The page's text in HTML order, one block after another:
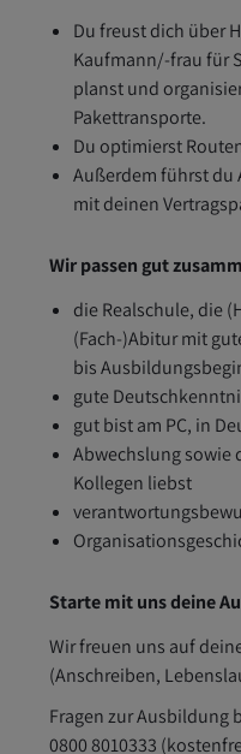
Du freust dich über
Kaufmann/-frau für
planst und
Pakettransporte.
Du optimierst
Außerdem führst du
mit deinen
Wir passen gut
die Realschule, die
(Fach-)Abitur mit
bis
gute
gut bist am PC, in
Abwechslung sowie
Kollegen liebst
Starte mit uns deine
Wir freuen uns auf
(Anschreiben,
Fragen zur Ausbildung
0800 8010333